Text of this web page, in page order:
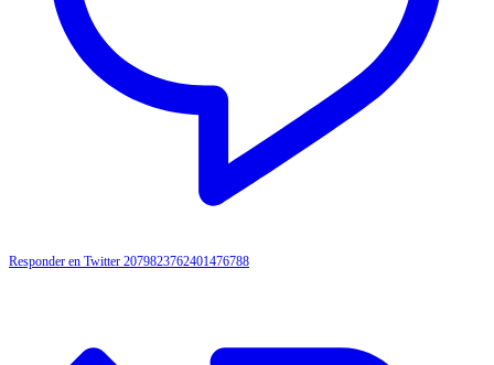
Responder en Twitter 2079823762401476788